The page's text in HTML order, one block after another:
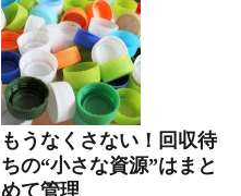
もうなくさない！回収待
ちの“小さな資源”はまと
めて管理